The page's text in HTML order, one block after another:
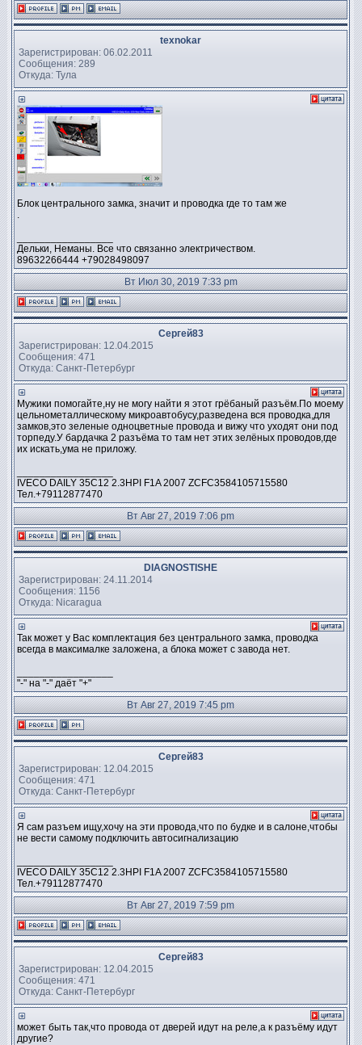
texnokar
Зарегистрирован: 06.02.2011
Сообщения: 289
Откуда: Тула
Блок центрального замка, значит и проводка где то там же
.
Дельки, Неманы. Все что связанно электричеством.
89632266444 +79028498097
Вт Июл 30, 2019 7:33 pm
Сергей83
Зарегистрирован: 12.04.2015
Сообщения: 471
Откуда: Санкт-Петербург
Мужики помогайте,ну не могу найти я этот грёбаный разъём.По моему
цельнометаллическому микроавтобусу,разведена вся проводка,для
замков,это зеленые одноцветные провода и вижу что уходят они под
торпеду.У бардачка 2 разъёма то там нет этих зелёных проводов,где
их искать,ума не приложу.
IVECO DAILY 35C12 2.3HPI F1A 2007 ZCFC3584105715580
Тел.+79112877470
Вт Авг 27, 2019 7:06 pm
DIAGNOSTISHE
Зарегистрирован: 24.11.2014
Сообщения: 1156
Откуда: Nicaragua
Так может у Вас комплектация без центрального замка, проводка
всегда в максималке заложена, а блока может с завода нет.
"-" на "-" даёт "+"
Вт Авг 27, 2019 7:45 pm
Сергей83
Зарегистрирован: 12.04.2015
Сообщения: 471
Откуда: Санкт-Петербург
Я сам разъем ищу,хочу на эти провода,что по будке и в салоне,чтобы
не вести самому подключить автосигнализацию
IVECO DAILY 35C12 2.3HPI F1A 2007 ZCFC3584105715580
Тел.+79112877470
Вт Авг 27, 2019 7:59 pm
Сергей83
Зарегистрирован: 12.04.2015
Сообщения: 471
Откуда: Санкт-Петербург
может быть так,что провода от дверей идут на реле,а к разъёму идут
другие?